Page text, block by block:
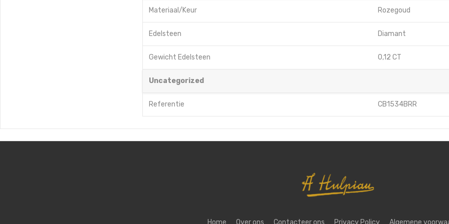
Materiaal/Keur Rozegoud
Edelsteen Diamant
Gewicht Edelsteen 0,12 CT
Uncategorized
Referentie CB1534BRR